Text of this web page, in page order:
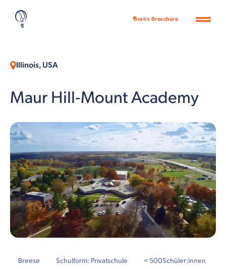
Gratis Broschüre
Illinois, USA
Maur Hill-Mount Academy
Breese Schulform: Privatschule < 500Schüler:innen